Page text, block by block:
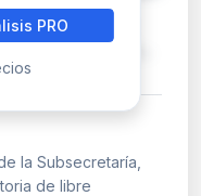
Mota Baldo,
Administrativo…
PRO
la Subsecretaría,
de libre